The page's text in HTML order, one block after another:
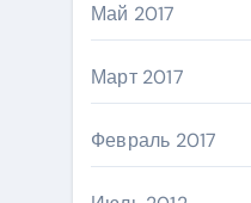
Май 2017
Март 2017
Февраль 2017